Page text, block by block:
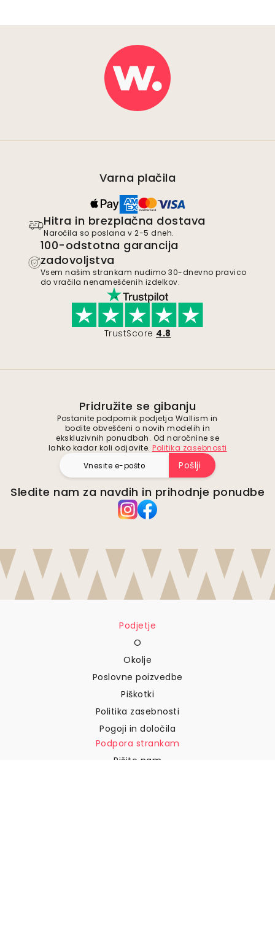
Varna plačila
Hitra in brezplačna dostava
Naročila so poslana v 2-5 dneh.
100-odstotna garancija
zadovoljstva
Vsem našim strankam nudimo 30-dnevno pravico
do vračila nenameščenih izdelkov.
TrustScore 4.8
Pridružite se gibanju
Postanite podpornik podjetja Wallism in
bodite obveščeni o novih modelih in
ekskluzivnih ponudbah. Od naročnine se
lahko kadar koli odjavite. Politika zasebnosti
Pošlji
Sledite nam za navdih in prihodnje ponudbe
Podjetje
O
Okolje
Poslovne poizvedbe
Piškotki
Politika zasebnosti
Pogoji in določila
Podpora strankam
Pišite nam